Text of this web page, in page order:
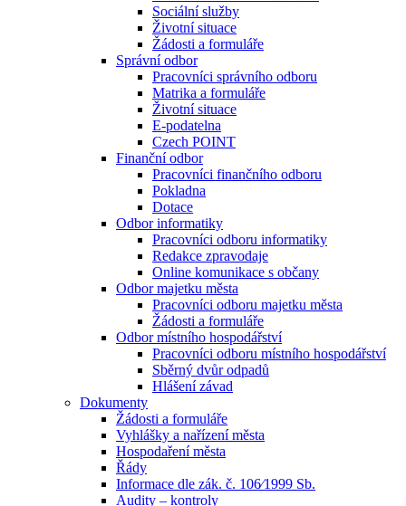
Sociální služby
Životní situace
Žádosti a formuláře
Správní odbor
Pracovníci správního odboru
Matrika a formuláře
Životní situace
E-podatelna
Czech POINT
Finanční odbor
Pracovníci finančního odboru
Pokladna
Dotace
Odbor informatiky
Pracovníci odboru informatiky
Redakce zpravodaje
Online komunikace s občany
Odbor majetku města
Pracovníci odboru majetku města
Žádosti a formuláře
Odbor místního hospodářství
Pracovníci odboru místního hospodářství
Sběrný dvůr odpadů
Hlášení závad
Dokumenty
Žádosti a formuláře
Vyhlášky a nařízení města
Hospodaření města
Řády
Informace dle zák. č. 106⁄1999 Sb.
Audity – kontroly